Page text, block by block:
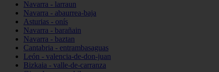
Navarra - larraun
Navarra - abaurrea-baja
Asturias - onís
Navarra - barañain
Navarra - baztan
Cantabria - entrambasaguas
León - valencia-de-don-juan
Bizkaia - valle-de-carranza